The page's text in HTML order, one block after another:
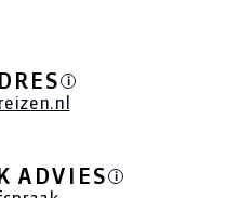
i
ADVIES i